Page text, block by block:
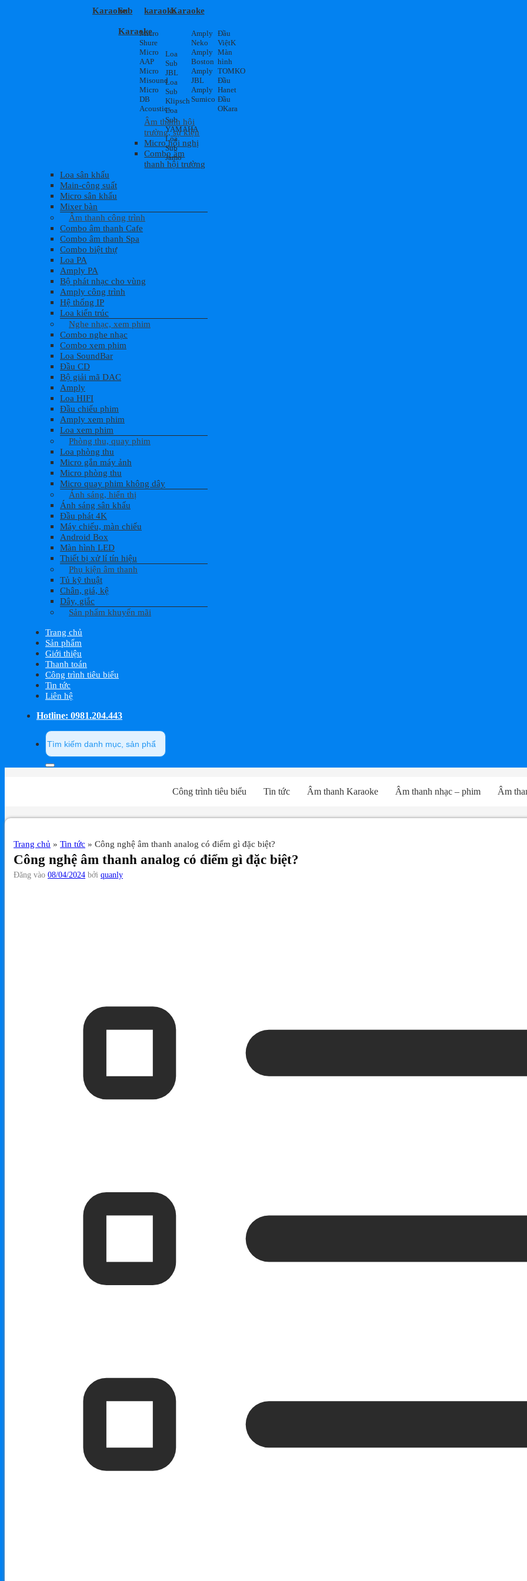
Karaoke
Micro
Shure
Micro
AAP
Micro
Misound
Micro
DB
Acoustics
Sub
Karaoke
Loa
Sub
JBL
Loa
Sub
Klipsch
Loa
Sub
YAMAHA
Loa
Sub
Jamo
karaoke
Amply
Neko
Amply
Boston
Amply
JBL
Amply
Sumico
Karaoke
Đầu
ViệtK
Màn
hình
TOMKO
Đầu
Hanet
Đầu
OKara
Âm thanh hội
trường, sự kiện
Micro hội nghị
Combo âm
thanh hội trường
Loa sân khấu
Main-công suất
Micro sân khấu
Mixer bàn
Âm thanh công trình
Combo âm thanh Cafe
Combo âm thanh Spa
Combo biệt thự
Loa PA
Amply PA
Bộ phát nhạc cho vùng
Amply công trình
Hệ thống IP
Loa kiến trúc
Nghe nhạc, xem phim
Combo nghe nhạc
Combo xem phim
Loa SoundBar
Đầu CD
Bộ giải mã DAC
Amply
Loa HIFI
Đầu chiếu phim
Amply xem phim
Loa xem phim
Phòng thu, quay phim
Loa phòng thu
Micro gắn máy ảnh
Micro phòng thu
Micro quay phim không dây
Ánh sáng, hiển thị
Ánh sáng sân khấu
Đầu phát 4K
Máy chiếu, màn chiếu
Android Box
Màn hình LED
Thiết bị xử lí tín hiệu
Phụ kiện âm thanh
Tủ kỹ thuật
Chân, giá, kệ
Dây, giắc
Sản phẩm khuyến mãi
Trang chủ
Sản phẩm
Giới thiệu
Thanh toán
Công trình tiêu biểu
Tin tức
Liên hệ
Hotline: 0981.204.443
Tìm
kiếm:
Công trình tiêu biểu Tin tức Âm thanh Karaoke Âm thanh nhạc – phim Âm
Trang chủ » Tin tức » Công nghệ âm thanh analog có điểm gì đặc biệt?
Công nghệ âm thanh analog có điểm gì đặc biệt?
Đăng vào 08/04/2024 bởi quanly